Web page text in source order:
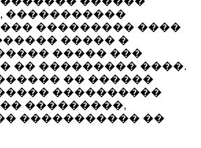
�����������
��������� ����
����� �
����� ���
�� ��������� ����.
�� ������
����������
���������,
����������� ��